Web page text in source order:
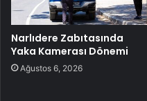
Narlıdere Zabıtasında
Yaka Kamerası Dönemi
Ağustos 6, 2026